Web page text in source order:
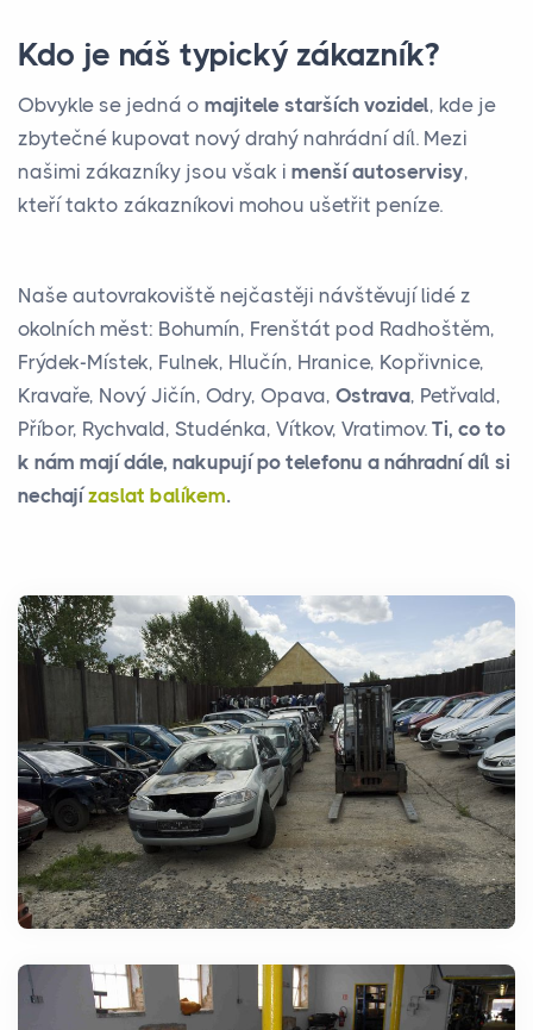
Kdo je náš typický zákazník?
Obvykle se jedná o majitele starších vozidel, kde je
zbytečné kupovat nový drahý nahrádní díl. Mezi
našimi zákazníky jsou však i menší autoservisy,
kteří takto zákazníkovi mohou ušetřit peníze.
Naše autovrakoviště nejčastěji návštěvují lidé z
okolních měst: Bohumín, Frenštát pod Radhoštěm,
Frýdek-Místek, Fulnek, Hlučín, Hranice, Kopřivnice,
Kravaře, Nový Jičín, Odry, Opava, Ostrava, Petřvald,
Příbor, Rychvald, Studénka, Vítkov, Vratimov. Ti, co to
k nám mají dále, nakupují po telefonu a náhradní díl si
nechajízaslat balíkem.